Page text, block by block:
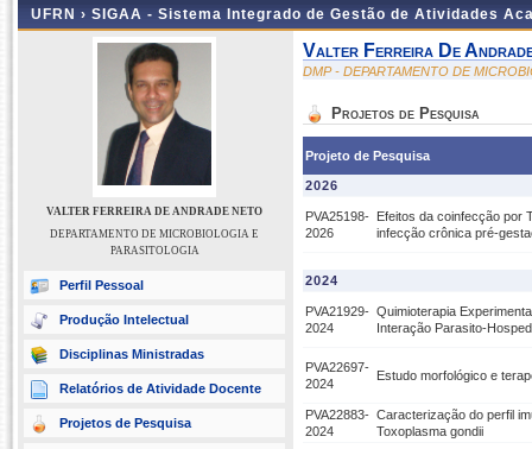
UFRN › SIGAA - Sistema Integrado de Gestão de Atividades
VALTER FERREIRA DE ANDRADE NETO
DEPARTAMENTO DE MICROBIOLOGIA E
PARASITOLOGIA
Perfil Pessoal
Produção Intelectual
Disciplinas Ministradas
Relatórios de Atividade Docente
Projetos de Pesquisa
Valter Ferreira De
DMP - DEPARTAMENTO DE
Projetos de Pesquisa
Projeto de Pesquisa
2026
PVA25198-
2026
Efeitos da coinfecção por
infecção crônica pré-
2024
PVA21929-
2024
Quimioterapia
Interação Parasito-
PVA22697-
2024
Estudo morfológico e
PVA22883-
2024
Caracterização do perfil
Toxoplasma gondii